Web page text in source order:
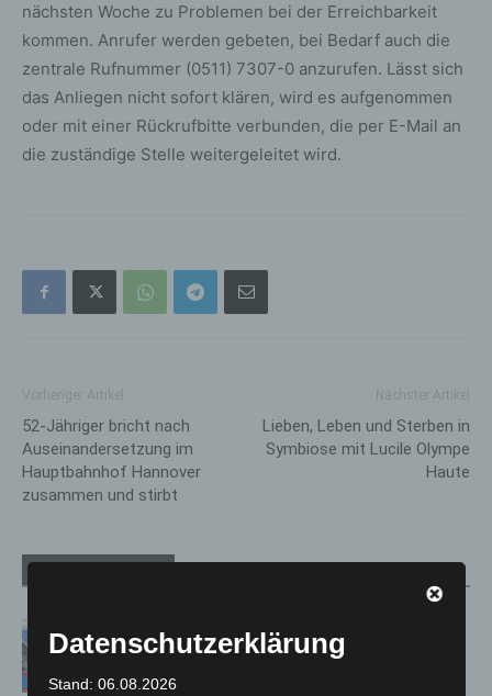
nächsten Woche zu Problemen bei der Erreichbarkeit
kommen. Anrufer werden gebeten, bei Bedarf auch die
zentrale Rufnummer (0511) 7307-0 anzurufen. Lässt sich
das Anliegen nicht sofort klären, wird es aufgenommen
oder mit einer Rückrufbitte verbunden, die per E-Mail an
die zuständige Stelle weitergeleitet wird.
52-Jähriger bricht nach
Auseinandersetzung im
Hauptbahnhof Hannover
zusammen und stirbt
Lieben, Leben und Sterben in
Symbiose mit Lucile Olympe
Haute
Mann läuft mit Hockeyschläger über
A7 – Polizei sucht Zeugen
Datenschutzerklärung
Stand: 06.08.2026